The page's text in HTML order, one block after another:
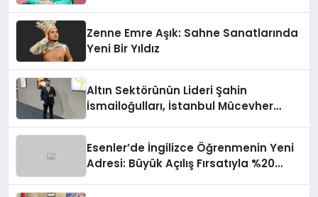
Zenne Emre Aşık: Sahne Sanatlarında
Yeni Bir Yıldız
Altın Sektörünün Lideri Şahin
İsmailoğulları, İstanbul Mücevher
Esenler’de İngilizce Öğrenmenin Yeni
Adresi: Büyük Açılış Fırsatıyla %20